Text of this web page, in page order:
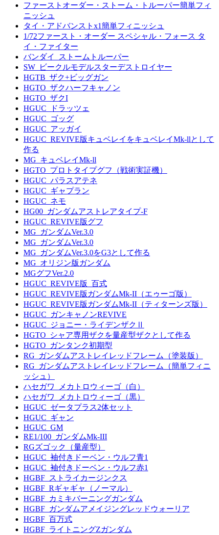
ファーストオーダー・ストーム・トルーパー簡単フィ
ニッシュ
タイ・アドバンストx1簡単フィニッシュ
1/72ファースト・オーダー スペシャル・フォース タ
イ・ファイター
バンダイ_ストームトルーパー
SW_ビークルモデルスターデストロイヤー
HGTB_ザク+ビッグガン
HGTO_ザクハーフキャノン
HGTO_ザクI
HGUC_ドラッツェ
HGUC_ゴッグ
HGUC_アッガイ
HGUC_REVIVE版キュベレイをキュベレイMk-llとして
作る
MG_キュベレイMk-ll
HGTO_プロトタイプグフ（戦術実証機）
HGUC_パラスアテネ
HGUC_ギャプラン
HGUC_ネモ
HG00_ガンダムアストレアタイプ-F
HGUC_REVIVE版グフ
MG_ガンダムVer.3.0
MG_ガンダムVer.3.0
MG_ガンダムVer.3.0をG3として作る
MG_オリジン版ガンダム
MGグフVer.2.0
HGUC_REVIVE版_百式
HGUC_REVIVE版ガンダムMk-II（エゥーゴ版）
HGUC_REVIVE版ガンダムMk-II（ティターンズ版）
HGUC_ガンキャノンREVIVE
HGUC_ジョニー・ライデンザクⅡ
HGTO_シャア専用ザクを量産型ザクとして作る
HGTO_ガンタンク初期型
RG_ガンダムアストレイレッドフレーム（塗装版）
RG_ガンダムアストレイレッドフレーム（簡単フィニ
ッシュ）
ハセガワ_メカトロウィーゴ（白）
ハセガワ_メカトロウィーゴ（黒）
HGUC_ゼータプラス2体セット
HGUC_ギャン
HGUC_GM
RE1/100_ガンダムMk-III
RGズゴック（量産型）
HGUC_袖付きドーベン・ウルフ青1
HGUC_袖付きドーベン・ウルフ赤1
HGBF_ストライカージンクス
HGBF_Rギャギャ（ノーマル）
HGBF_カミキバーニングガンダム
HGBF_ガンダムアメイジングレッドウォーリア
HGBF_百万式
HGBF_ライトニングZガンダム